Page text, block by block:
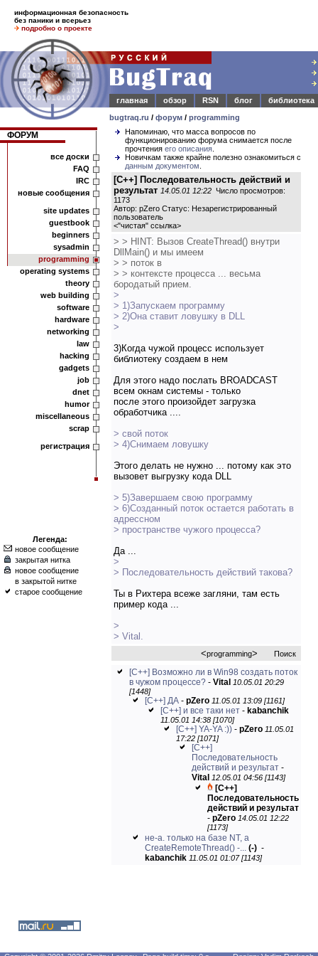
информационная безопасность
без паники и всерьез
подробно о проекте
главная
обзор RSN блог
библиотека
bugtraq.ru / форум / programming
ФОРУМ
все доски
FAQ
IRC
новые сообщения
site updates
guestbook
beginners
sysadmin
programming
operating systems
theory
web building
software
hardware
networking
law
hacking
gadgets
job
dnet
humor
miscellaneous
scrap
регистрация
Легенда:
новое сообщение
закрытая нитка
новое сообщение
в закрытой нитке
старое сообщение
Напоминаю, что масса вопросов по
функционированию форума снимается после
прочтения его описания
Новичкам также крайне полезно ознакомиться с
данным документом
[C++] Последовательность действий и
результат 14.05.01 12:22 Число просмотров:
1173
Автор: pZero Статус: Незарегистрированный
пользователь
<"чистая" ссылка>
> > HINT: Вызов CreateThread() внутри
DllMain() и мы имеем
> > поток в
> > контексте процесса ... весьма
бородатый прием.
>
> 1)Запускаем программу
> 2)Она ставит ловушку в DLL
>
3)Когда чужой процесс использует
библиотеку создаем в нем
Для этого надо послать BROADCAST
всем окнам системы - только
после этого произойдет загрузка
обработчика ....
> свой поток
> 4)Снимаем ловушку
Этого делать не нужно ... потому как это
вызовет выгрузку кода DLL
> 5)Завершаем свою программу
> 6)Созданный поток остается работать в
адрессном
> пространстве чужого процесса?
Да ...
>
> Последовательность действий такова?
Ты в Рихтера всеже загляни, там есть
пример кода ...
>
> Vital.
<programming> Поиск
[C++] Возможно ли в Win98 создать поток
в чужом процессе? - Vital 10.05.01 20:29
[1448]
[C++] ДА - pZero 11.05.01 13:09 [1161]
[C++] и все таки нет - kabanchik
11.05.01 14:38 [1070]
[C++] YA-YA :)) - pZero 11.05.01
17:22 [1071]
[C++]
Последовательность
действий и результат -
Vital 12.05.01 04:56 [1143]
[C++]
Последовательность
действий и результат
- pZero 14.05.01 12:22
[1173]
не-а. только на базе NT, а
CreateRemoteThread() -... (-) -
kabanchik 11.05.01 01:07 [1143]